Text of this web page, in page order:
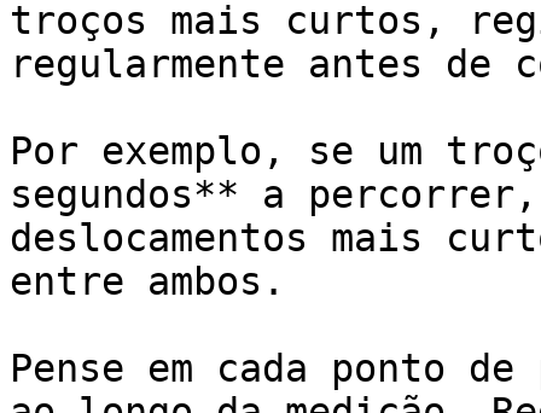
troços mais curtos,
regularmente antes de
Por exemplo, se um
segundos** a
deslocamentos mais
entre ambos.
Pense em cada ponto